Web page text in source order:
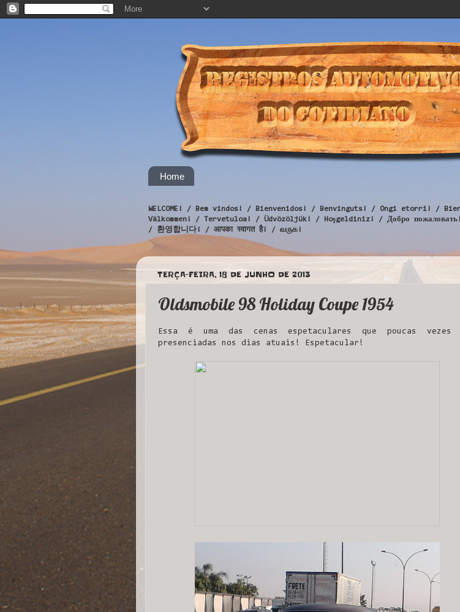
Home
WELCOME! / Bem vindos! / Bienvenidos! / Benvinguts! / Ongi etorri! /
Välkommen! / Tervetuloa! / Üdvözöljük! / Hoşgeldiniz! / Добро
/ 환영합니다! / आपका स्वागत है! / வருக!
TERÇA-FEIRA, 18 DE JUNHO DE 2013
Oldsmobile 98 Holiday Coupe 1954
Essa é uma das cenas espetaculares que poucas vezes
presenciadas nos dias atuais! Espetacular!